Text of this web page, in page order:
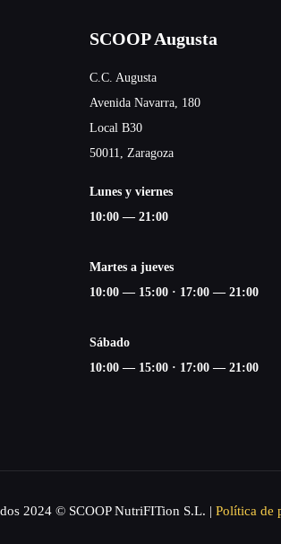
SCOOP Augusta
C.C. Augusta
Avenida Navarra, 180
Local B30
50011, Zaragoza
Lunes y viernes
10:00 — 21:00
Martes a jueves
10:00 — 15:00 · 17:00 — 21:00
Sábado
10:00 — 15:00 · 17:00 — 21:00
2024 © SCOOP NutriFITion S.L. | Política de